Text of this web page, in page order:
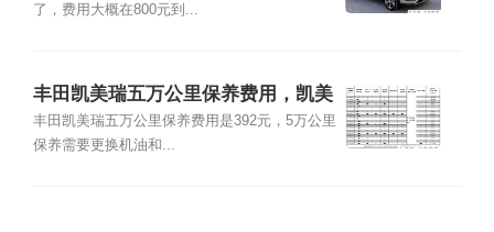
了，费用大概在800元到...
丰田凯美瑞五万公里保养费用，凯美
瑞5万公里保养项目
丰田凯美瑞五万公里保养费用是392元，5万公里
保养需要更换机油和...